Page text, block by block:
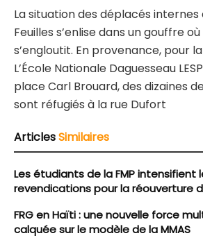
La situation des déplacés
Feuilles s’enlise dans un gouffre où
s’engloutit. En provenance, pour
L’École Nationale Daguesseau
place Carl Brouard, des dizaines
sont réfugiés à la rue Dufort
ArticlesSimilaires
Les étudiants de la FMP intensifient
revendications pour la réouverture de
FRG en Haïti : une nouvelle force
calquée sur le modèle de la MMAS